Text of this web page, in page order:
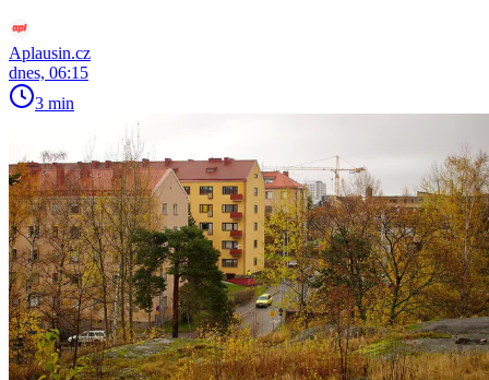
Aplausin.cz
dnes, 06:15
3 min